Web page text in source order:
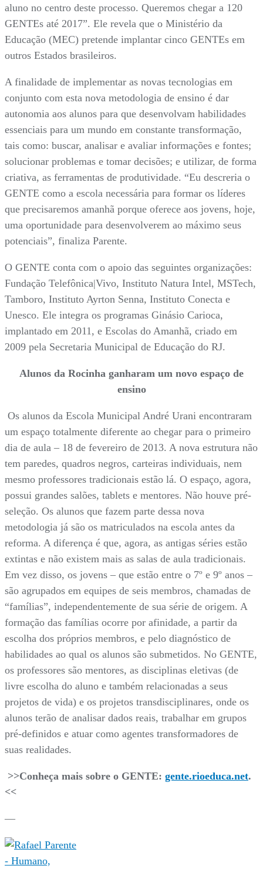
aluno no centro deste processo. Queremos chegar a 120
GENTEs até 2017”. Ele revela que o Ministério da
Educação (MEC) pretende implantar cinco GENTEs em
outros Estados brasileiros.
A finalidade de implementar as novas tecnologias em
conjunto com esta nova metodologia de ensino é dar
autonomia aos alunos para que desenvolvam habilidades
essenciais para um mundo em constante transformação,
tais como: buscar, analisar e avaliar informações e fontes;
solucionar problemas e tomar decisões; e utilizar, de forma
criativa, as ferramentas de produtividade. “Eu descreria o
GENTE como a escola necessária para formar os líderes
que precisaremos amanhã porque oferece aos jovens, hoje,
uma oportunidade para desenvolverem ao máximo seus
potenciais”, finaliza Parente.
O GENTE conta com o apoio das seguintes organizações:
Fundação Telefônica|Vivo, Instituto Natura Intel, MSTech,
Tamboro, Instituto Ayrton Senna, Instituto Conecta e
Unesco. Ele integra os programas Ginásio Carioca,
implantado em 2011, e Escolas do Amanhã, criado em
2009 pela Secretaria Municipal de Educação do RJ.
Alunos da Rocinha ganharam um novo espaço de
ensino
Os alunos da Escola Municipal André Urani encontraram
um espaço totalmente diferente ao chegar para o primeiro
dia de aula – 18 de fevereiro de 2013. A nova estrutura não
tem paredes, quadros negros, carteiras individuais, nem
mesmo professores tradicionais estão lá. O espaço, agora,
possui grandes salões, tablets e mentores. Não houve pré-
seleção. Os alunos que fazem parte dessa nova
metodologia já são os matriculados na escola antes da
reforma. A diferença é que, agora, as antigas séries estão
extintas e não existem mais as salas de aula tradicionais.
Em vez disso, os jovens – que estão entre o 7º e 9º anos –
são agrupados em equipes de seis membros, chamadas de
“famílias”, independentemente de sua série de origem. A
formação das famílias ocorre por afinidade, a partir da
escolha dos próprios membros, e pelo diagnóstico de
habilidades ao qual os alunos são submetidos. No GENTE,
os professores são mentores, as disciplinas eletivas (de
livre escolha do aluno e também relacionadas a seus
projetos de vida) e os projetos transdisciplinares, onde os
alunos terão de analisar dados reais, trabalhar em grupos
pré-definidos e atuar como agentes transformadores de
suas realidades.
>>Conheça mais sobre o GENTE: gente.rioeduca.net.
<<
—